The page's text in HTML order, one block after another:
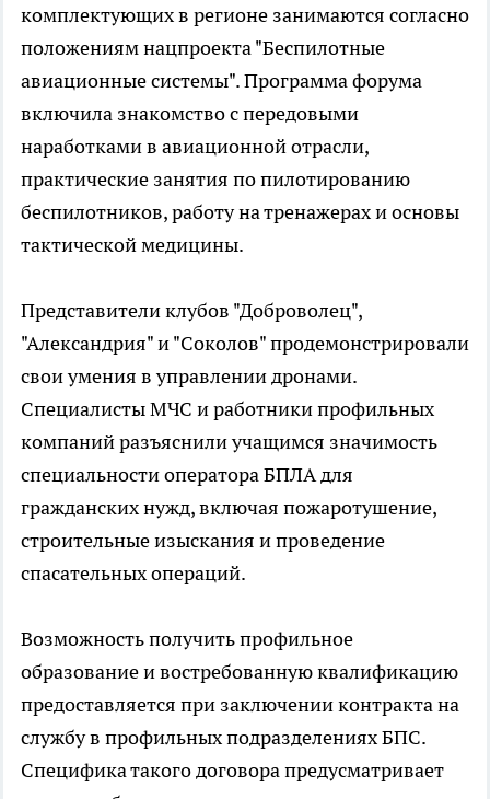
комплектующих в регионе занимаются согласно
положениям нацпроекта "Беспилотные
авиационные системы". Программа форума
включила знакомство с передовыми
наработками в авиационной отрасли,
практические занятия по пилотированию
беспилотников, работу на тренажерах и основы
тактической медицины.
Представители клубов "Доброволец",
"Александрия" и "Соколов" продемонстрировали
свои умения в управлении дронами.
Специалисты МЧС и работники профильных
компаний разъяснили учащимся значимость
специальности оператора БПЛА для
гражданских нужд, включая пожаротушение,
строительные изыскания и проведение
спасательных операций.
Возможность получить профильное
образование и востребованную квалификацию
предоставляется при заключении контракта на
службу в профильных подразделениях БПС.
Специфика такого договора предусматривает